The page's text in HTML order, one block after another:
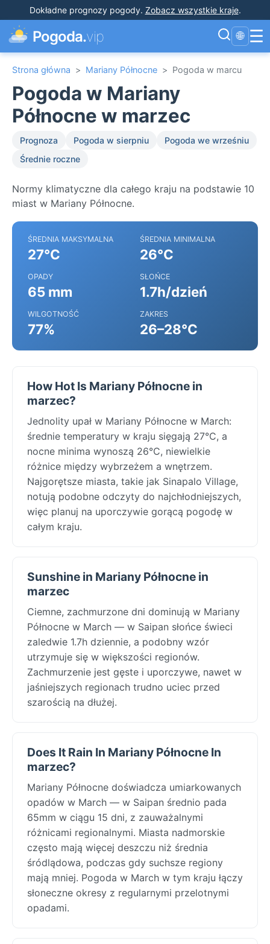
Dokładne prognozy pogody. Zobacz wszystkie kraje.
Pogoda.vip 🌐 ☰
Strona główna > Mariany Północne > Pogoda w marcu
Pogoda w Mariany
Północne w marzec
Prognoza Pogoda w sierpniu
Pogoda we wrześniu
Średnie roczne
Normy klimatyczne dla całego kraju na podstawie 10
miast w Mariany Północne.
ŚREDNIA MAKSYMALNA
27°C
ŚREDNIA MINIMALNA
26°C
OPADY
65 mm
SŁOŃCE
1.7h/dzień
WILGOTNOŚĆ
77%
ZAKRES
26–28°C
How Hot Is Mariany Północne in
marzec?
Jednolity upał w Mariany Północne w March:
średnie temperatury w kraju sięgają 27°C, a
nocne minima wynoszą 26°C, niewielkie
różnice między wybrzeżem a wnętrzem.
Najgorętsze miasta, takie jak Sinapalo Village,
notują podobne odczyty do najchłodniejszych,
więc planuj na uporczywie gorącą pogodę w
całym kraju.
Sunshine in Mariany Północne in
marzec
Ciemne, zachmurzone dni dominują w Mariany
Północne w March — w Saipan słońce świeci
zaledwie 1.7h dziennie, a podobny wzór
utrzymuje się w większości regionów.
Zachmurzenie jest gęste i uporczywe, nawet w
jaśniejszych regionach trudno uciec przed
szarością na dłużej.
Does It Rain In Mariany Północne In
marzec?
Mariany Północne doświadcza umiarkowanych
opadów w March — w Saipan średnio pada
65mm w ciągu 15 dni, z zauważalnymi
różnicami regionalnymi. Miasta nadmorskie
często mają więcej deszczu niż średnia
śródlądowa, podczas gdy suchsze regiony
mają mniej. Pogoda w March w tym kraju łączy
słoneczne okresy z regularnymi przelotnymi
opadami.